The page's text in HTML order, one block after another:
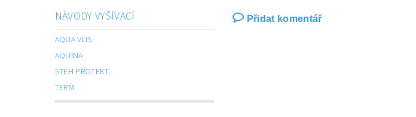
NÁVODY VYŠÍVACÍ
AQUA VLIS
AQUINA
STEH PROTEKT
TERM
Přidat komentář